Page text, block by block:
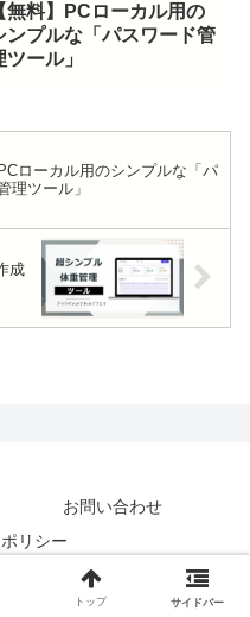
無料】PCローカル用の
ンプルな「パスワード管
ツール」
ローカル用のシンプルな「パ
理ツール」
成
お問い合わせ
リシー
く All Rights Reserved.
トップ サイドバー